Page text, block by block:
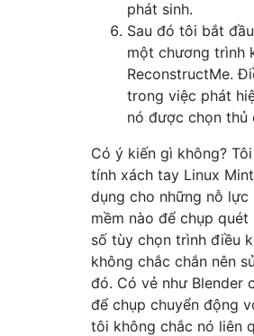
phát sinh.
Sau đó tôi bắt
một chương trình
ReconstructMe.
trong việc phát
nó được chọn thủ
Có ý kiến ​​gì không?
tính xách tay Linux
dụng cho những nỗ
mềm nào để chụp
số tùy chọn trình điều
không chắc chắn nên
đó. Có vẻ như Blender
để chụp chuyển động
tôi không chắc nó liên